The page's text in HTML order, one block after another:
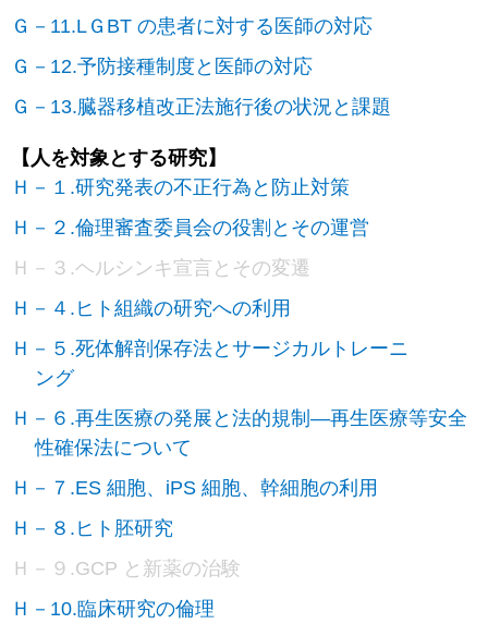
Ｇ－11.LＧBT の患者に対する医師の対応
Ｇ－12.予防接種制度と医師の対応
Ｇ－13.臓器移植改正法施行後の状況と課題
【人を対象とする研究】
Ｈ－１.研究発表の不正行為と防止対策
Ｈ－２.倫理審査委員会の役割とその運営
Ｈ－３.ヘルシンキ宣言とその変遷
Ｈ－４.ヒト組織の研究への利用
Ｈ－５.死体解剖保存法とサージカルトレーニ
ング
Ｈ－６.再生医療の発展と法的規制―再生医療等安全
性確保法について
Ｈ－７.ES 細胞、iPS 細胞、幹細胞の利用
Ｈ－８.ヒト胚研究
Ｈ－９.GCP と新薬の治験
Ｈ－10.臨床研究の倫理